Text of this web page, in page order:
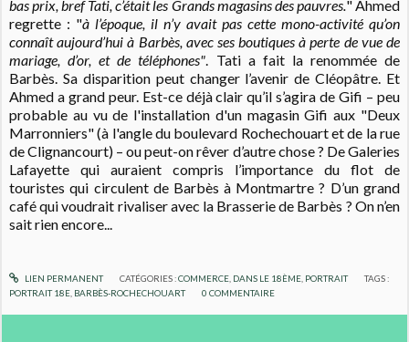
bas prix, bref Tati, c’était les Grands magasins des pauvres." Ahmed
regrette : "à l’époque, il n’y avait pas cette mono-activité qu’on
connaît aujourd’hui à Barbès, avec ses boutiques à perte de vue de
mariage, d’or, et de téléphones". Tati a fait la renommée de
Barbès. Sa disparition peut changer l’avenir de Cléopâtre. Et
Ahmed a grand peur. Est-ce déjà clair qu’il s’agira de Gifi – peu
probable au vu de l'installation d'un magasin Gifi aux "Deux
Marronniers" (à l'angle du boulevard Rochechouart et de la rue
de Clignancourt) – ou peut-on rêver d’autre chose ? De Galeries
Lafayette qui auraient compris l’importance du flot de
touristes qui circulent de Barbès à Montmartre ? D’un grand
café qui voudrait rivaliser avec la Brasserie de Barbès ? On n’en
sait rien encore...
LIEN PERMANENT CATÉGORIES :COMMERCE, DANS LE 18ÈME, PORTRAIT
TAGS :
PORTRAIT 18E BARBÈS-ROCHECHOUART 0 COMMENTAIRE